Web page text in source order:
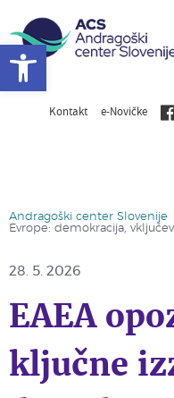
Kontakt e-Novičke
Andragoški center Slovenije
Evrope: demokracija,
28. 5. 2026
EAEA
ključne
Open toolbar